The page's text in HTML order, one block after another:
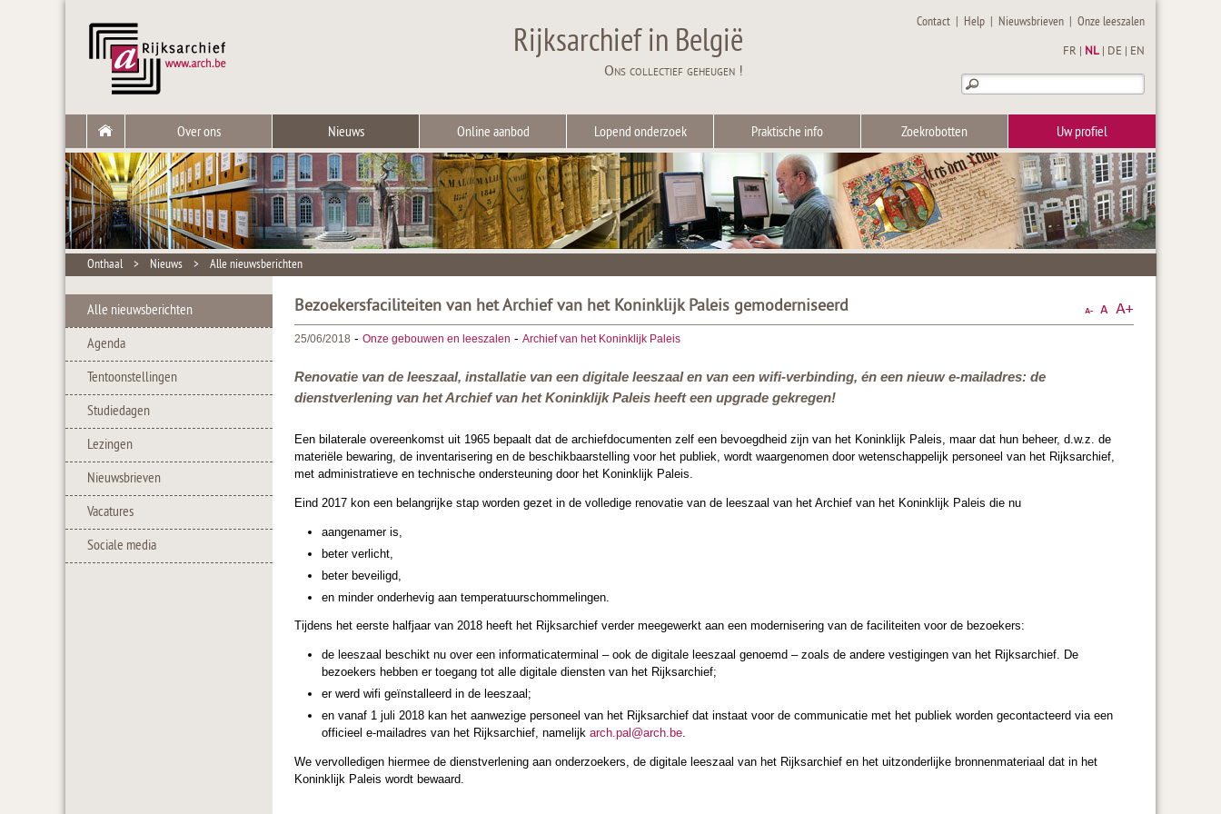
Rijksarchief in België
Ons collectief geheugen !
Contact | Help | Nieuwsbrieven |Onze leeszalen
FR NL DE EN
Over ons Nieuws Online aanbod Lopend onderzoek Praktische info Zoekrobotten Uw profiel
Onthaal > Nieuws > Alle nieuwsberichten
Alle nieuwsberichten
Agenda
Tentoonstellingen
Studiedagen
Lezingen
Nieuwsbrieven
Vacatures
Sociale media
Bezoekersfaciliteiten van het Archief van het Koninklijk Paleis gemoderniseerd
25/06/2018 - Onze gebouwen en leeszalen - Archief van het Koninklijk Paleis
Renovatie van de leeszaal, installatie van een digitale leeszaal en van een wifi-verbinding, én een nieuw e-mailadres: de
dienstverlening van het Archief van het Koninklijk Paleis heeft een upgrade gekregen!
Een bilaterale overeenkomst uit 1965 bepaalt dat de archiefdocumenten zelf een bevoegdheid zijn van het Koninklijk Paleis, maar dat hun beheer, d.w.z. de
materiële bewaring, de inventarisering en de beschikbaarstelling voor het publiek, wordt waargenomen door wetenschappelijk personeel van het Rijksarchief,
met administratieve en technische ondersteuning door het Koninklijk Paleis.
Eind 2017 kon een belangrijke stap worden gezet in de volledige renovatie van de leeszaal van het Archief van het Koninklijk Paleis die nu
aangenamer is,
beter verlicht,
beter beveiligd,
en minder onderhevig aan temperatuurschommelingen.
Tijdens het eerste halfjaar van 2018 heeft het Rijksarchief verder meegewerkt aan een modernisering van de faciliteiten voor de bezoekers:
de leeszaal beschikt nu over een informaticaterminal – ook de digitale leeszaal genoemd – zoals de andere vestigingen van het Rijksarchief. De
bezoekers hebben er toegang tot alle digitale diensten van het Rijksarchief;
er werd wifi geïnstalleerd in de leeszaal;
en vanaf 1 juli 2018 kan het aanwezige personeel van het Rijksarchief dat instaat voor de communicatie met het publiek worden gecontacteerd via een
officieel e-mailadres van het Rijksarchief, namelijk arch.pal@arch.be.
We vervolledigen hiermee de dienstverlening aan onderzoekers, de digitale leeszaal van het Rijksarchief en het uitzonderlijke bronnenmateriaal dat in het
Koninklijk Paleis wordt bewaard.